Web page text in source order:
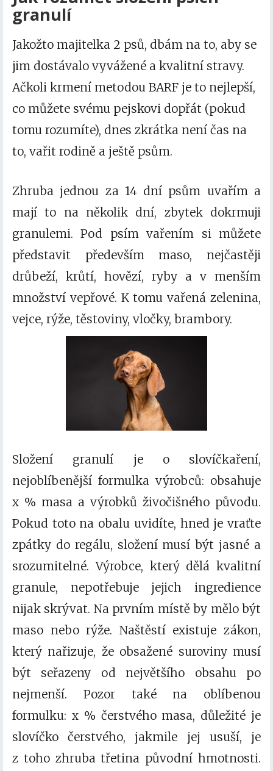
granulí
Jakožto majitelka 2 psů, dbám na to, aby se
jim dostávalo vyvážené a kvalitní stravy.
Ačkoli krmení metodou BARF je to nejlepší,
co můžete svému pejskovi dopřát (pokud
tomu rozumíte), dnes zkrátka není čas na
to, vařit rodině a ještě psům.
Zhruba jednou za 14 dní psům uvařím a
mají to na několik dní, zbytek dokrmuji
granulemi. Pod psím vařením si můžete
představit především maso, nejčastěji
drůbeží, krůtí, hovězí, ryby a v menším
množství vepřové. K tomu vařená zelenina,
vejce, rýže, těstoviny, vločky, brambory.
Složení granulí je o slovíčkaření,
nejoblíbenější formulka výrobců: obsahuje
x % masa a výrobků živočišného původu.
Pokud toto na obalu uvidíte, hned je vraťte
zpátky do regálu, složení musí být jasné a
srozumitelné. Výrobce, který dělá kvalitní
granule, nepotřebuje jejich ingredience
nijak skrývat. Na prvním místě by mělo být
maso nebo rýže. Naštěstí existuje zákon,
který nařizuje, že obsažené suroviny musí
být seřazeny od největšího obsahu po
nejmenší. Pozor také na oblíbenou
formulku: x % čerstvého masa, důležité je
slovíčko čerstvého, jakmile jej usuší, je
z toho zhruba třetina původní hmotnosti.